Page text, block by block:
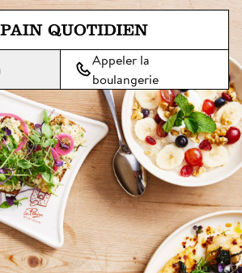
Aller directement au contenu
une tradition qui se savoure chaque jour
Appeler la
boulangerie